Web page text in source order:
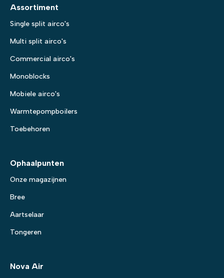
Assortiment
Single split airco's
Multi split airco's
Commercial airco's
Monoblocks
Mobiele airco's
Warmtepompboilers
Toebehoren
Ophaalpunten
Onze magazijnen
Bree
Aartselaar
Tongeren
Nova Air